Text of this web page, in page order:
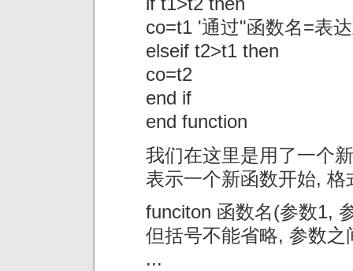
co=t1 '通过"函数名=表
elseif t2>t1 then
co=t2
end if
end function
我们在这里是用了一个
表示一个新函数开始, 格
funciton 函数名(参数1,
但括号不能省略, 参数之
...